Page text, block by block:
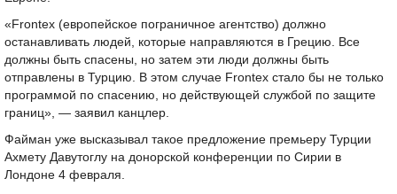
«Frontex (европейское пограничное агентство) должно
останавливать людей, которые направляются в Грецию. Все
должны быть спасены, но затем эти люди должны быть
отправлены в Турцию. В этом случае Frontex стало бы не только
программой по спасению, но действующей службой по защите
границ», — заявил канцлер.
Файман уже высказывал такое предложение премьеру Турции
Ахмету Давутоглу на донорской конференции по Сирии в
Лондоне 4 февраля.